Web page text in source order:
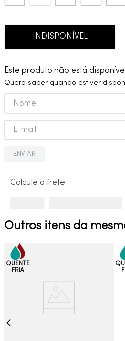
INDISPONÍVEL
Este produto não está
Quero saber quando estiver
ENVIAR
Calcule o frete:
Outros itens da